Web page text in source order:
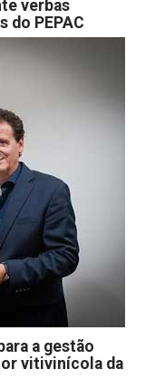
verbas
do PEPAC
a gestão
vitivinícola da